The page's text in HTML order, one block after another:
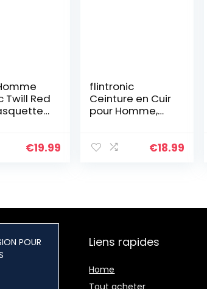
Twill Red
EU
€19.99
flintronic
Ceinture en Cuir
pour Homme,
Boucle
Original Idee
€18.99
POUR
Liens rapides
Home
Tout acheter